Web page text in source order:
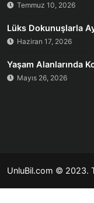
Temmuz 10, 2026
Lüks Dokunuşlarla
Haziran 17, 2026
Yaşam Alanlarında
Mayıs 26, 2026
UnluBil.com © 2023.